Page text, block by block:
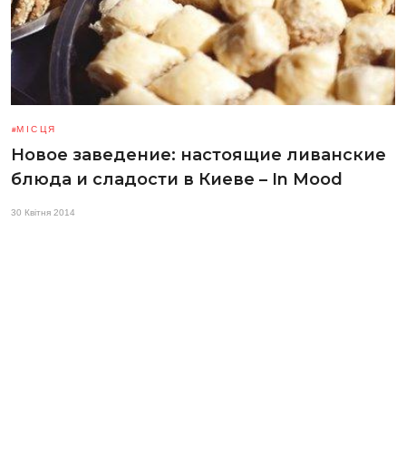
МІСЦЯ
Новое заведение: настоящие ливанские
блюда и сладости в Киеве – In Mood
30 Квітня 2014